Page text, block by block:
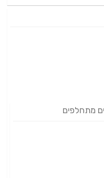
מתחלפים